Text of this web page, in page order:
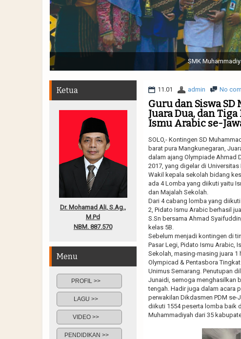
Sabtu, 19 November 2022. (dari kiri) Pertunjukan Tapak Suci
Muhammadiyah 48 ||
11.01 admin No
Guru dan Siswa
Juara Dua, dan
Ismu Arabic se-
SOLO,- Kontingen SD
barat pura Mangkunegaran,
dalam ajang Olympiade Ahmad
2017, yang digelar di
Wakil kepala sekolah bidang
ada 4 Lomba yang diikuti yaitu
dan Majalah Sekolah.
Dari 4 cabang lomba yang
2, Pidato Ismu Arabic berhasil
S.Sn bersama Ahmad
kelas 5B.
Sebelum menjadi kontingen di
Pasar Legi, Pidato Ismu Arabic,
Sekolah, masing-masing juara
Olympicad & Pentasbora
Unimus Semarang. Penutupan
Junaidi, semoga menghasilkan
tengah. Hadir juga dalam acara
perwakilan Dikdasmen PDM se-
diikuti 1554 peserta lomba baik
Muhammadiyah dari 35
Ketua
Dr. Mohamad Ali, S.Ag.,
M.Pd
NBM. 887.570
Menu
PROFIL >>
LAGU >>
VIDEO >>
PENDIDIKAN >>